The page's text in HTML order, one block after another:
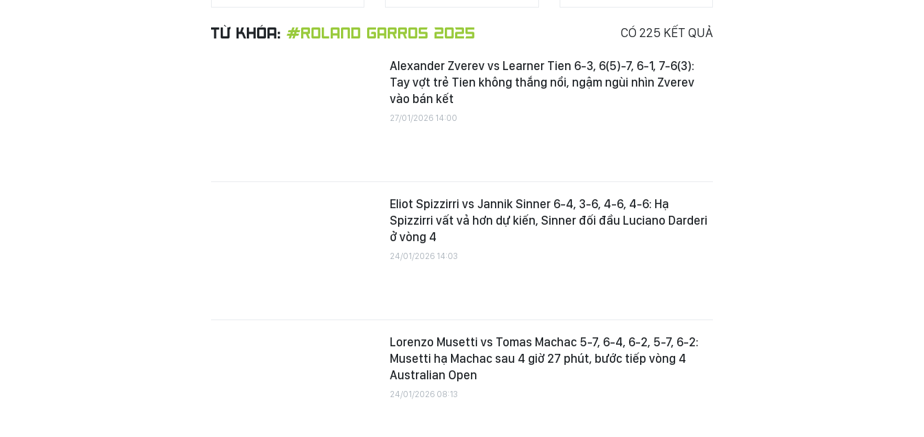
TỪ KHÓA: #ROLAND GARROS 2025 CÓ 225 KẾT QUẢ
Alexander Zverev vs Learner Tien 6-3, 6(5)-7, 6-1, 7-6(3):
Tay vợt trẻ Tien không thắng nổi, ngậm ngùi nhìn Zverev
vào bán kết
27/01/2026 14:00
Eliot Spizzirri vs Jannik Sinner 6-4, 3-6, 4-6, 4-6: Hạ
Spizzirri vất vả hơn dự kiến, Sinner đối đầu Luciano Darderi
ở vòng 4
24/01/2026 14:03
Lorenzo Musetti vs Tomas Machac 5-7, 6-4, 6-2, 5-7, 6-2:
Musetti hạ Machac sau 4 giờ 27 phút, bước tiếp vòng 4
Australian Open
24/01/2026 08:13